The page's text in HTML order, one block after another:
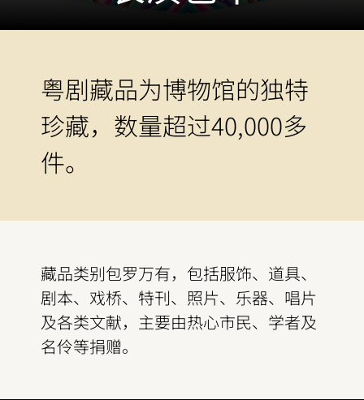
粤剧藏品为博物馆的独特
珍藏，数量超过40,000多
件。
藏品类别包罗万有，包括服饰、道具、
剧本、戏桥、特刊、照片、乐器、唱片
及各类文献，主要由热心市民、学者及
名伶等捐赠。